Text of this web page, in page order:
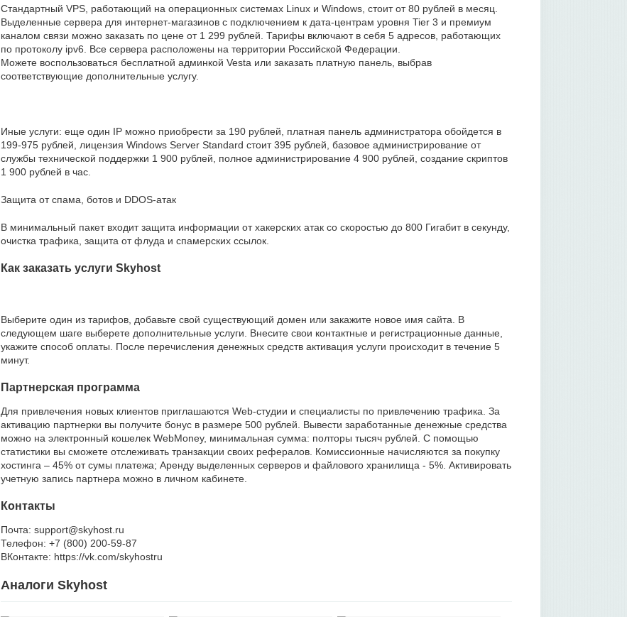
Стандартный VPS, работающий на операционных системах Linux и Windows, стоит от 80 рублей в месяц.
Выделенные сервера для интернет-магазинов с подключением к дата-центрам уровня Tier 3 и премиум
каналом связи можно заказать по цене от 1 299 рублей. Тарифы включают в себя 5 адресов, работающих
по протоколу ipv6. Все сервера расположены на территории Российской Федерации.
Можете воспользоваться бесплатной админкой Vesta или заказать платную панель, выбрав
соответствующие дополнительные услугу.
Иные услуги: еще один IP можно приобрести за 190 рублей, платная панель администратора обойдется в
199-975 рублей, лицензия Windows Server Standard стоит 395 рублей, базовое администрирование от
службы технической поддержки 1 900 рублей, полное администрирование 4 900 рублей, создание скриптов
1 900 рублей в час.
Защита от спама, ботов и DDOS-атак
В минимальный пакет входит защита информации от хакерских атак со скоростью до 800 Гигабит в секунду,
очистка трафика, защита от флуда и спамерских ссылок.
Как заказать услуги Skyhost
Выберите один из тарифов, добавьте свой существующий домен или закажите новое имя сайта. В
следующем шаге выберете дополнительные услуги. Внесите свои контактные и регистрационные данные,
укажите способ оплаты. После перечисления денежных средств активация услуги происходит в течение 5
минут.
Партнерская программа
Для привлечения новых клиентов приглашаются Web-студии и специалисты по привлечению трафика. За
активацию партнерки вы получите бонус в размере 500 рублей. Вывести заработанные денежные средства
можно на электронный кошелек WebMoney, минимальная сумма: полторы тысяч рублей. С помощью
статистики вы сможете отслеживать транзакции своих рефералов. Комиссионные начисляются за покупку
хостинга – 45% от сумы платежа; Аренду выделенных серверов и файлового хранилища - 5%. Активировать
учетную запись партнера можно в личном кабинете.
Контакты
Почта: support@skyhost.ru
Телефон: +7 (800) 200-59-87
ВКонтакте: https://vk.com/skyhostru
Аналоги Skyhost